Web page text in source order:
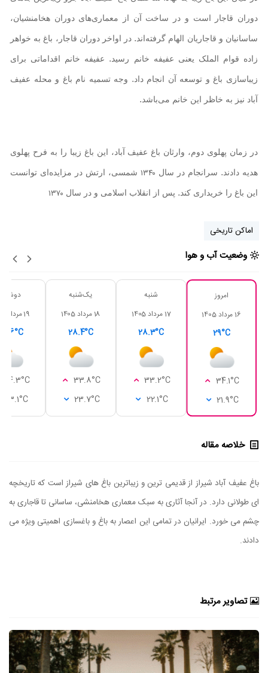
دوران قاجار است و در ساخت آن از معماری‌های دوران هخامنشیان،
ساسانیان و قاجاریان الهام گرفته‌اند. در اواخر دوران قاجار، باغ به خواهر
زاده قوام الملک یعنی عفیفه خانم رسید. عفیفه خانم اقداماتی برای
زیباسازی باغ و توسعه آن انجام داد. وجه تسمیه نام باغ و محله عفیف
آباد نیز به خاظر این خانم می‌باشد.
در زمان پهلوی دوم، وارثان باغ عفیف آباد، این باغ زیبا را به فرح پهلوی
هدیه دادند. سرانجام در سال ۱۳۴۰ شمسی، ارتش در مزایده‌ای توانست
این باغ را خریداری کند. پس از انقلاب اسلامی و در سال ۱۳۷۰
اماکن تاریخی
وضعیت آب و هوا
امروز
16 مرداد 1405
29°C
34.1°C
21.9°C
شنبه
17 مرداد 1405
28.3°C
33.2°C
22.1°C
یک‌شنبه
18 مرداد 1405
28.4°C
33.8°C
23.7°C
دوشنبه
19 مرداد 1405
34.3°C
23.1°C
خلاصه مقاله
باغ عفیف آباد شیراز از قدیمی ترین و زیباترین باغ های شیراز است که تاریخچه
ای طولانی دارد. در آنجا آثاری به سبک معماری هخامنشی، ساسانی تا قاجاری به
چشم می خورد. ایرانیان در تمامی این اعصار به باغ و باغسازی اهمیتی ویژه می
دادند.
تصاویر مرتبط